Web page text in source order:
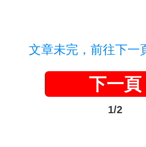
文章未完，前往下一
下一頁
1/2